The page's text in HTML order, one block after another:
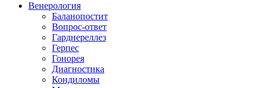
Венерология
Баланопостит
Вопрос-ответ
Гарднереллез
Герпес
Гонорея
Диагностика
Кондиломы